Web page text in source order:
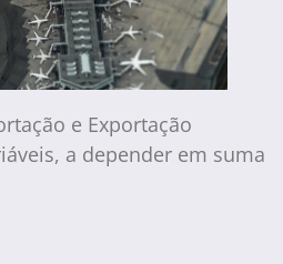
e Exportação
a depender em suma